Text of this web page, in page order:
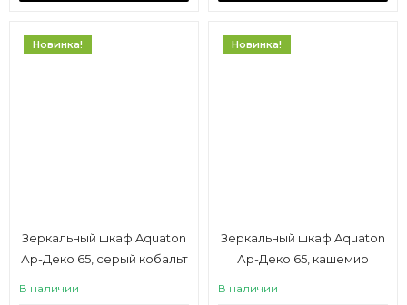
Новинка!
Зеркальный шкаф Aquaton
Ар-Деко 65, серый кобальт
В наличии
Новинка!
Зеркальный шкаф Aquaton
Ар-Деко 65, кашемир
В наличии